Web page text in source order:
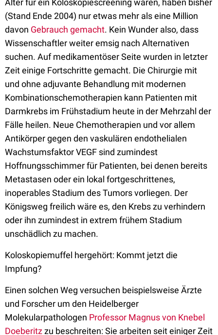
Alter für ein Koloskopiescreening wären, haben bisher
(Stand Ende 2004) nur etwas mehr als eine Million
davon Gebrauch gemacht. Kein Wunder also, dass
Wissenschaftler weiter emsig nach Alternativen
suchen. Auf medikamentöser Seite wurden in letzter
Zeit einige Fortschritte gemacht. Die Chirurgie mit
und ohne adjuvante Behandlung mit modernen
Kombinationschemotherapien kann Patienten mit
Darmkrebs im Frühstadium heute in der Mehrzahl der
Fälle heilen. Neue Chemotherapien und vor allem
Antikörper gegen den vaskulären endothelialen
Wachstumsfaktor VEGF sind zumindest
Hoffnungsschimmer für Patienten, bei denen bereits
Metastasen oder ein lokal fortgeschrittenes,
inoperables Stadium des Tumors vorliegen. Der
Königsweg freilich wäre es, den Krebs zu verhindern
oder ihn zumindest in extrem frühem Stadium
unschädlich zu machen.
Koloskopiemuffel hergehört: Kommt jetzt die
Impfung?
Einen solchen Weg versuchen beispielsweise Ärzte
und Forscher um den Heidelberger
Molekularpathologen Professor Magnus von Knebel
Doeberitzzu beschreiten: Sie arbeiten seit einiger Zeit